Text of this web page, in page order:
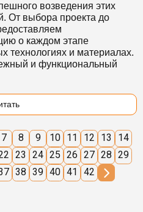
возведения этих
От выбора проекта до
о каждом этапе
технологиях и материалах.
и функциональный
7 8 9 10 11 12 13
14
23 24 25 26 27 28 29
38 39 40 41 42